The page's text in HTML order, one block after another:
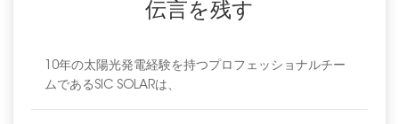
伝言を残す
10年の太陽光発電経験を持つプロフェッショナルチー
ムであるSIC SOLARは、